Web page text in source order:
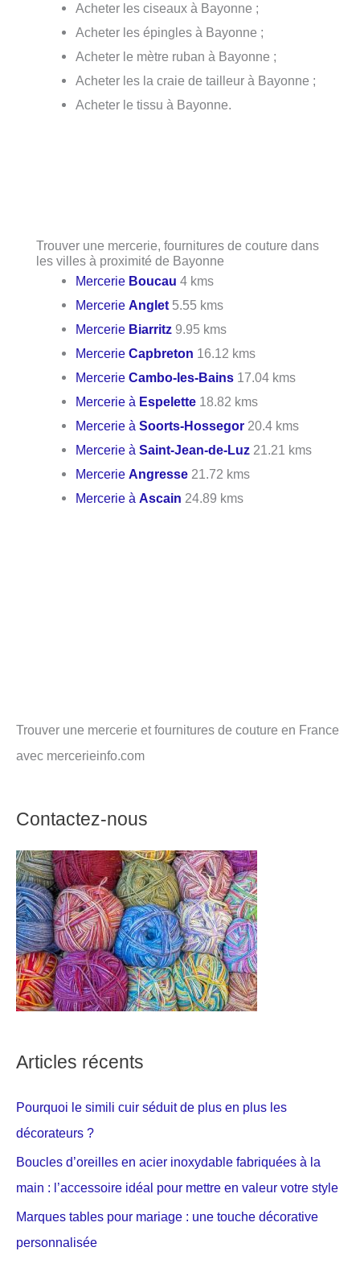
Acheter les ciseaux à Bayonne ;
Acheter les épingles à Bayonne ;
Acheter le mètre ruban à Bayonne ;
Acheter les la craie de tailleur à Bayonne ;
Acheter le tissu à Bayonne.
Trouver une mercerie, fournitures de couture dans
les villes à proximité de Bayonne
Mercerie Boucau 4 kms
MercerieAnglet 5.55 kms
Mercerie Biarritz 9.95 kms
MercerieCapbreton 16.12 kms
MercerieCambo-les-Bains 17.04 kms
Mercerie à Espelette 18.82 kms
Mercerie àSoorts-Hossegor 20.4 kms
Mercerie àSaint-Jean-de-Luz 21.21 kms
MercerieAngresse 21.72 kms
Mercerie àAscain 24.89 kms
Trouver une mercerie et fournitures de couture en France
avec mercerieinfo.com
Contactez-nous
Articles récents
Pourquoi le simili cuir séduit de plus en plus les
décorateurs ?
Boucles d’oreilles en acier inoxydable fabriquées à la
main : l’accessoire idéal pour mettre en valeur votre style
Marques tables pour mariage : une touche décorative
personnalisée